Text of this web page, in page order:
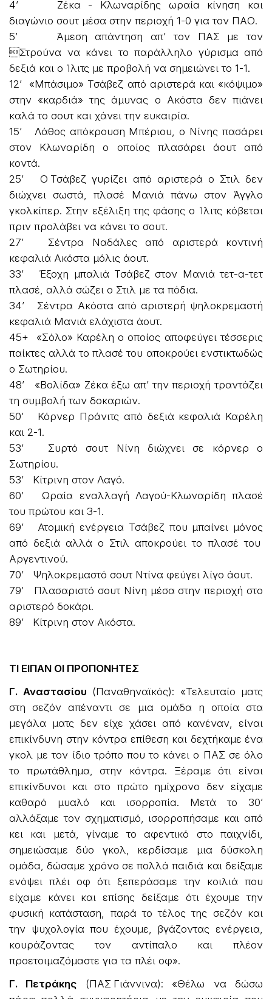
4’ Ζέκα - Κλωναρίδης ωραία κίνηση και
διαγώνιο σουτ μέσα στην περιοχή 1-0 για τον ΠΑΟ.
5’ Άμεση απάντηση απ’ τον ΠΑΣ με τον
Στρούνα να κάνει το παράλληλο γύρισμα από
δεξιά και ο Ίλιτς με προβολή να σημειώνει το 1-1.
12’ «Μπάσιμο» Τσάβεζ από αριστερά και «κόψιμο»
στην «καρδιά» της άμυνας ο Ακόστα δεν πιάνει
καλά το σουτ και χάνει την ευκαιρία.
15’ Λάθος απόκρουση Μπέριου, ο Νίνης πασάρει
στον Κλωναρίδη ο οποίος πλασάρει άουτ από
κοντά.
25’ Ο Τσάβεζ γυρίζει από αριστερά ο Στιλ δεν
διώχνει σωστά, πλασέ Μανιά πάνω στον Άγγλο
γκολκίπερ. Στην εξέλιξη της φάσης ο Ίλιτς κόβεται
πριν προλάβει να κάνει το σουτ.
27’ Σέντρα Ναδάλες από αριστερά κοντινή
κεφαλιά Ακόστα μόλις άουτ.
33’ Έξοχη μπαλιά Τσάβεζ στον Μανιά τετ-α-τετ
πλασέ, αλλά σώζει ο Στιλ με τα πόδια.
34’ Σέντρα Ακόστα από αριστερή ψηλοκρεμαστή
κεφαλιά Μανιά ελάχιστα άουτ.
45+ «Σόλο» Καρέλη ο οποίος αποφεύγει τέσσερις
παίκτες αλλά το πλασέ του αποκρούει ενστικτωδώς
ο Σωτηρίου.
48’ «Βολίδα» Ζέκα έξω απ’ την περιοχή τραντάζει
τη συμβολή των δοκαριών.
50’ Κόρνερ Πράνιτς από δεξιά κεφαλιά Καρέλη
και 2-1.
53’ Συρτό σουτ Νίνη διώχνει σε κόρνερ ο
Σωτηρίου.
53’ Κίτρινη στον Λαγό.
60’ Ωραία εναλλαγή Λαγού-Κλωναρίδη πλασέ
του πρώτου και 3-1.
69’ Ατομική ενέργεια Τσάβεζ που μπαίνει μόνος
από δεξιά αλλά ο Στιλ αποκρούει το πλασέ του
Αργεντινού.
70’ Ψηλοκρεμαστό σουτ Ντίνα φεύγει λίγο άουτ.
79’ Πλασαριστό σουτ Νίνη μέσα στην περιοχή στο
αριστερό δοκάρι.
89’ Κίτρινη στον Ακόστα.
ΤΙ ΕΙΠΑΝ ΟΙ ΠΡΟΠΟΝΗΤΕΣ
Γ. Αναστασίου (Παναθηναϊκός): «Τελευταίο ματς
στη σεζόν απέναντι σε μια ομάδα η οποία στα
μεγάλα ματς δεν είχε χάσει από κανέναν, είναι
επικίνδυνη στην κόντρα επίθεση και δεχτήκαμε ένα
γκολ με τον ίδιο τρόπο που το κάνει ο ΠΑΣ σε όλο
το πρωτάθλημα, στην κόντρα. Ξέραμε ότι είναι
επικίνδυνοι και στο πρώτο ημίχρονο δεν είχαμε
καθαρό μυαλό και ισορροπία. Μετά το 30’
αλλάξαμε τον σχηματισμό, ισορροπήσαμε και από
κει και μετά, γίναμε το αφεντικό στο παιχνίδι,
σημειώσαμε δύο γκολ, κερδίσαμε μια δύσκολη
ομάδα, δώσαμε χρόνο σε πολλά παιδιά και δείξαμε
ενόψει πλέι οφ ότι ξεπεράσαμε την κοιλιά που
είχαμε κάνει και επίσης δείξαμε ότι έχουμε την
φυσική κατάσταση, παρά το τέλος της σεζόν και
την ψυχολογία που έχουμε, βγάζοντας ενέργεια,
κουράζοντας τον αντίπαλο και πλέον
προετοιμαζόμαστε για τα πλέι οφ».
Γ. Πετράκης (ΠΑΣ Γιάννινα): «Θέλω να δώσω